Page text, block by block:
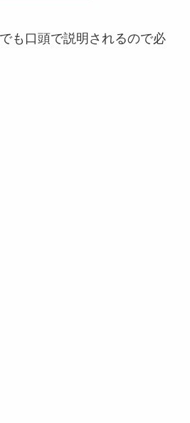
も口頭で説明されるので必